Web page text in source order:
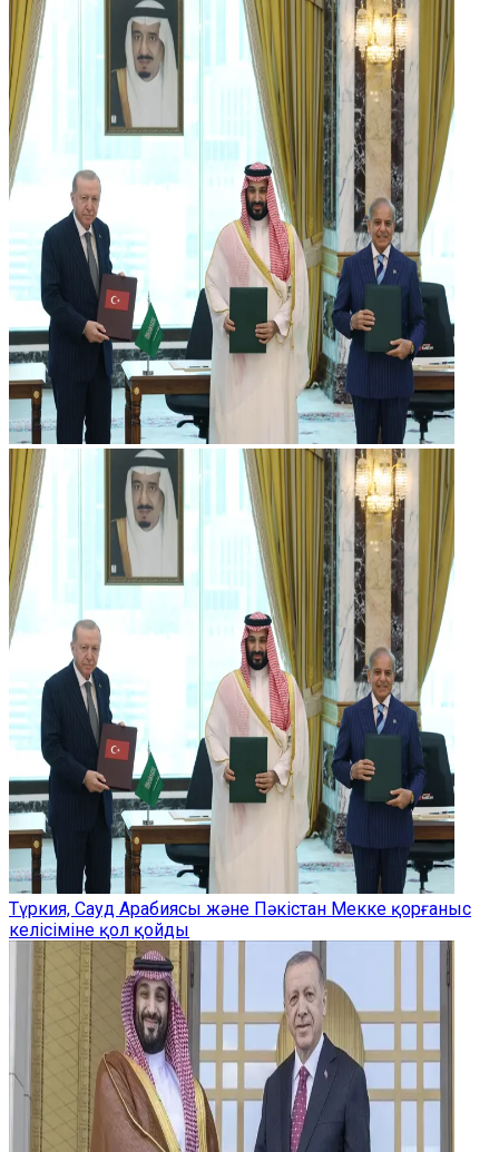
Түркия, Сауд Арабиясы және Пәкістан Мекке қорғаныс
келісіміне қол қойды